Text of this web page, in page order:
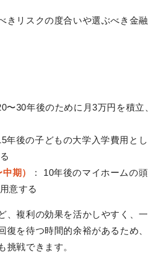
きリスクの度合いや選ぶべき金融
〜30年後のために月3万円を積立、
年後の子どもの大学入学費用とし
期）
： 10年後のマイホームの頭
意する
、複利の効果を活かしやすく、一
復を待つ時間的余裕があるため、
挑戦できます。